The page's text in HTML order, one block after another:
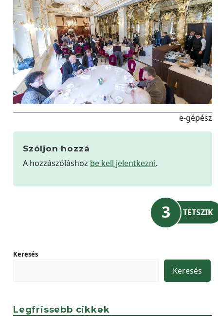
e-gépész
Szóljon hozzá
A hozzászóláshoz be kell jelentkezni.
3 TETSZIK
Keresés
Keresés
Legfrissebb cikkek